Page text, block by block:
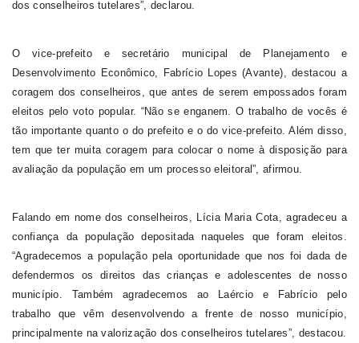
dos conselheiros tutelares”, declarou.
O vice-prefeito e secretário municipal de Planejamento e
Desenvolvimento Econômico, Fabrício Lopes (Avante), destacou a
coragem dos conselheiros, que antes de serem empossados foram
eleitos pelo voto popular. “Não se enganem. O trabalho de vocês é
tão importante quanto o do prefeito e o do vice-prefeito. Além disso,
tem que ter muita coragem para colocar o nome à disposição para
avaliação da população em um processo eleitoral”, afirmou.
Falando em nome dos conselheiros, Lícia Maria Cota, agradeceu a
confiança da população depositada naqueles que foram eleitos.
“Agradecemos a população pela oportunidade que nos foi dada de
defendermos os direitos das crianças e adolescentes de nosso
município. Também agradecemos ao Laércio e Fabrício pelo
trabalho que vêm desenvolvendo a frente de nosso município,
principalmente na valorização dos conselheiros tutelares”, destacou.